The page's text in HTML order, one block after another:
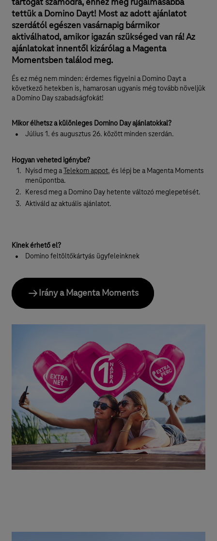
tartogat számodra, ehhez még rugalmasabbá
tettük a Domino Dayt! Most az adott ajánlatot
szerdától egészen vasárnapig bármikor
aktiválhatod, amikor igazán szükséged van rá! Az
ajánlatokat innentől kizárólag a Magenta
Momentsben találod meg.
És ez még nem minden: érdemes figyelni a Domino Dayt a
következő hetekben is, hamarosan ugyanis még tovább növeljük
a Domino Day szabadságfokát!
Mikor élhetsz a különleges Domino Day ajánlatokkal?
Július 1. és augusztus 26. között minden szerdán.
Hogyan veheted igénybe?
Nyisd meg a Telekom appot, és lépj be a Magenta Moments
menüpontba.
Keresd meg a Domino Day hetente változó meglepetését.
Aktiváld az aktuális ajánlatot.
Kinek érhető el?
Domino feltöltőkártyás ügyfeleinknek
Irány a Magenta Moments